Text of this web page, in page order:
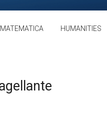
MATEMATICA HUMANITIES